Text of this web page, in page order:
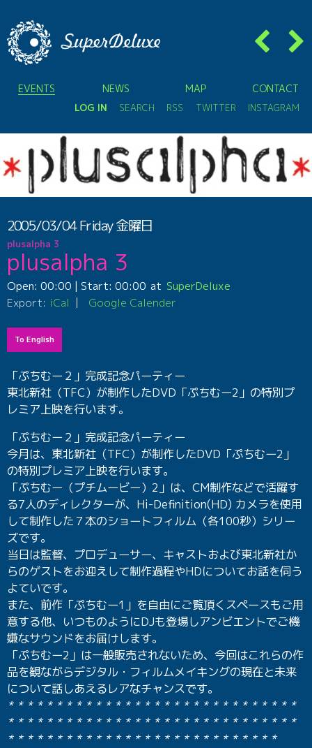
EVENTS NEWS MAP CONTACT
LOG IN SEARCH RSS TWITTER INSTAGRAM
2005/03/04Friday金曜日
plusalpha 3
plusalpha 3
Open: 00:00 | Start: 00:00
SuperDeluxe
Export: iCal Google Calender
To English
「ぷちむー２」完成記念パーティー
東北新社（TFC）が制作したDVD「ぷちむー2」の特別プ
レミア上映を行います。
「ぷちむー２」完成記念パーティー
今月は、東北新社（TFC）が制作したDVD「ぷちむー2」
の特別プレミア上映を行います。
「ぷちむー（プチムービー）2」は、CM制作などで活躍す
る7人のディレクターが、Hi-Definition(HD) カメラを使用
して制作した７本のショートフィルム（各100秒）シリー
ズです。
当日は監督、プロデューサー、キャストおよび東北新社か
らのゲストをお迎えして制作過程やHDについてお話を伺う
よていです。
また、前作「ぷちむー1」を自由にご覧頂くスペースもご用
意する他、いつものようにDJも登場しアンビエントでご機
嫌なサウンドをお届けします。
「ぷちむー2」は一般販売されないため、今回はこれらの作
品を観ながらデジタル・フィルムメイキングの現在と未来
について話しあえるレアなチャンスです。
* * * * * * * * * * * * * * * * * * * * * * * * * * * * * *
* * * * * * * * * * * * * * * * * * * * * * * * * * * * * *
* * * * * * * * * * * * * * * * * * * * * * * * * * * *